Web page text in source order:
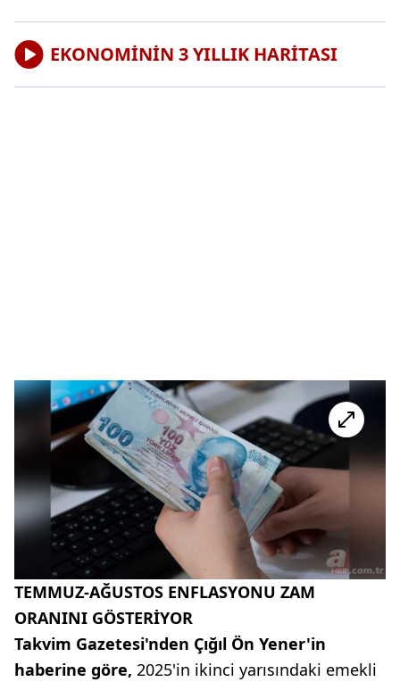
EKONOMİNİN 3 YILLIK HARİTASI
TEMMUZ-AĞUSTOS ENFLASYONU ZAM
ORANINI GÖSTERİYOR
Takvim Gazetesi'nden Çığıl Ön Yener'in
haberine göre, 2025'in ikinci yarısındaki emekli